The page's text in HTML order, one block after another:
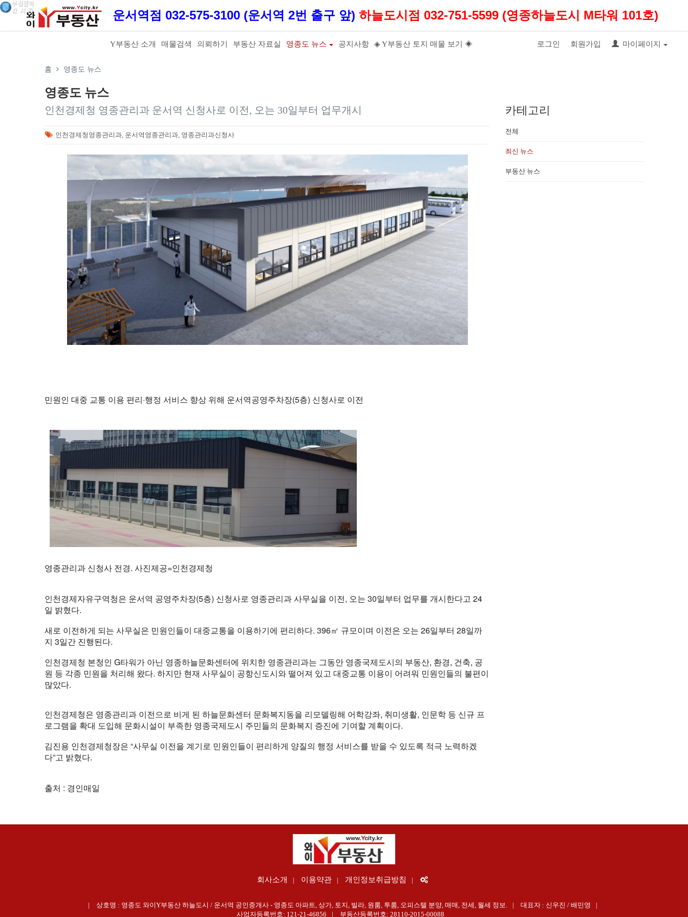
운서역점 032-575-3100 (운서역 2번 출구 앞) 하늘도시점 032-751-5599 (영종하늘도시 M타워 101호)
로그인 회원가입 마이페이지
Y부동산 소개 매물검색 의뢰하기 부동산 자료실 영종도 뉴스 공지사항 ◈ Y부동산 토지 매물 보기 ◈
홈 영종도 뉴스
영종도 뉴스
인천경제청 영종관리과 운서역 신청사로 이전, 오는 30일부터 업무개시
인천경제청영종관리과, 운서역영종관리과, 영종관리과신청사
민원인 대중 교통 이용 편리·행정 서비스 향상 위해 운서역공영주차장(5층) 신청사로 이전
영종관리과 신청사 전경. 사진제공=인천경제청
인천경제자유구역청은 운서역 공영주차장(5층) 신청사로 영종관리과 사무실을 이전, 오는 30일부터 업무를 개시한다고 24
일 밝혔다.
새로 이전하게 되는 사무실은 민원인들이 대중교통을 이용하기에 편리하다. 396㎡ 규모이며 이전은 오는 26일부터 28일까
지 3일간 진행된다.
인천경제청 본청인 G타워가 아닌 영종하늘문화센터에 위치한 영종관리과는 그동안 영종국제도시의 부동산, 환경, 건축, 공
원 등 각종 민원을 처리해 왔다. 하지만 현재 사무실이 공항신도시와 떨어져 있고 대중교통 이용이 어려워 민원인들의 불편이
많았다.
인천경제청은 영종관리과 이전으로 비게 된 하늘문화센터 문화복지동을 리모델링해 어학강좌, 취미생활, 인문학 등 신규 프
로그램을 확대 도입해 문화시설이 부족한 영종국제도시 주민들의 문화복지 증진에 기여할 계획이다.
김진용 인천경제청장은 “사무실 이전을 계기로 민원인들이 편리하게 양질의 행정 서비스를 받을 수 있도록 적극 노력하겠
다”고 밝혔다.
출처 : 경인매일
카테고리
전체
최신 뉴스
부동산 뉴스
회사소개 이용약관 개인정보취급방침
상호명 : 영종도 와이Y부동산 하늘도시 / 운서역 공인중개사 - 영종도 아파트, 상가, 토지, 빌라, 원룸, 투룸, 오피스텔 분양, 매매, 전세, 월세 정보.
대표자 : 신우진 / 배민영
사업자등록번호: 121-21-46856
부동산등록번호: 28110-2015-00088